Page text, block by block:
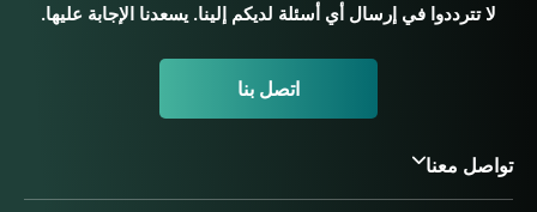
لا تترددوا في إرسال أي أسئلة لديكم إلينا. يسعدنا الإجابة عليها.
اتصل بنا
تواصل معنا